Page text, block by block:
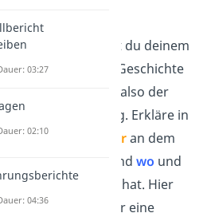
Einleitung deiner
hilfst du deinem
dabei, sich in die Geschichte
Sie ist also der
in die Handlung. Erkläre in
bis drei Sätzen,
weran dem
beteiligt war und wo und
es stattgefunden hat. Hier
du ein Beispiel für eine
03:27
02:10
04:36